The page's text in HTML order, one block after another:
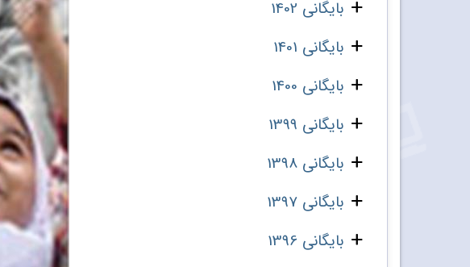
بایگانی 1402
بایگانی 1401
بایگانی 1400
بایگانی 1399
بایگانی 1398
بایگانی 1397
بایگانی 1396